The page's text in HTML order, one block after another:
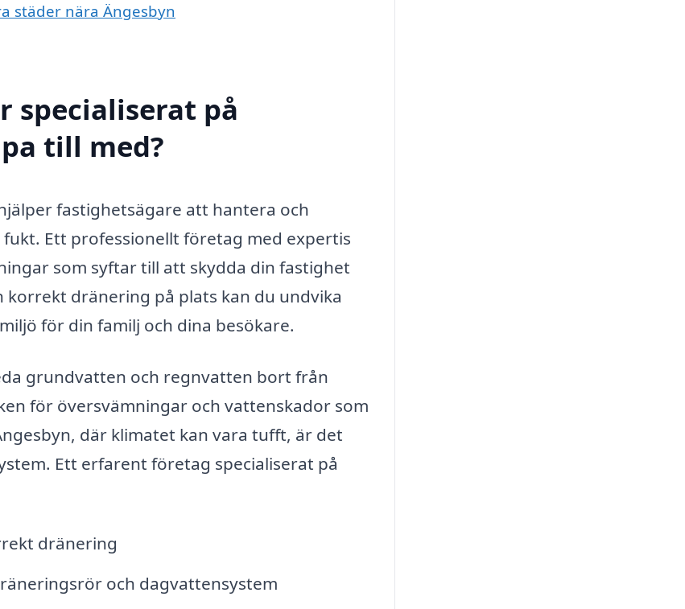
städer nära Ängesbyn
specialiserat på
till med?
fastighetsägare att hantera och
Ett professionellt företag med expertis
som syftar till att skydda din fastighet
dränering på plats kan du undvika
för din familj och dina besökare.
grundvatten och regnvatten bort från
för översvämningar och vattenskador som
där klimatet kan vara tufft, är det
Ett erfarent företag specialiserat på
dränering
och dagvattensystem